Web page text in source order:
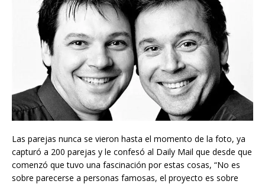
Las parejas nunca se vieron hasta el momento de la foto, ya
capturó a 200 parejas y le confesó al Daily Mail que desde que
comenzó que tuvo una fascinación por estas cosas, “No es
sobre parecerse a personas famosas, el proyecto es sobre